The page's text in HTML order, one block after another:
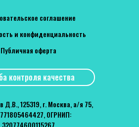
соглашение
и конфиденциальность
Публичная оферта
Д.В., 125319, г. Москва, а/я 75,
ОГРНИП:
320774600115267
контроля качества